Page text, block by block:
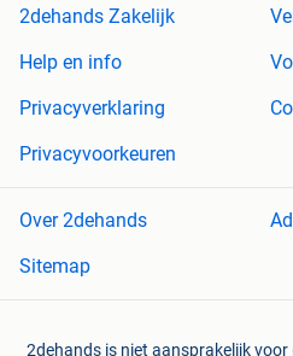
2dehands Zakelijk
Help en info
Privacyverklaring
Privacyvoorkeuren
Over 2dehands
Sitemap
2dehands is niet aansprakelijk